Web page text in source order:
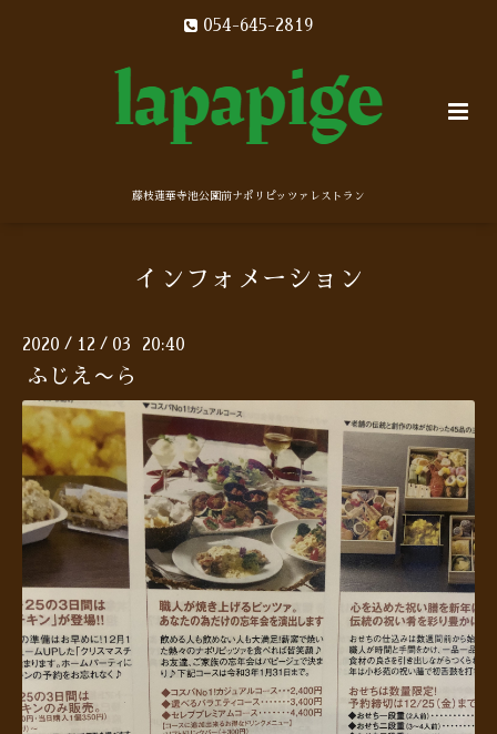
054-645-2819
藤枝蓮華寺池公園前ナポリピッツァレストラン
インフォメーション
2020 / 12 / 03 20:40
ふじえ〜ら